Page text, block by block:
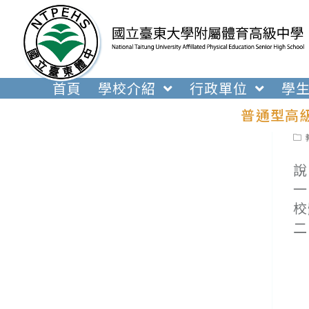
內
首頁 學校介紹 行政單位 學
普通型高